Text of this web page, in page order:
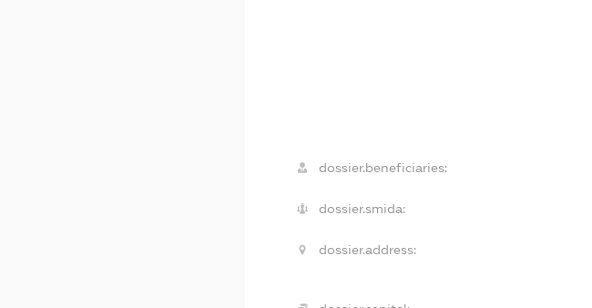
dossier.beneficiaries:
dossier.smida:
dossier.address: